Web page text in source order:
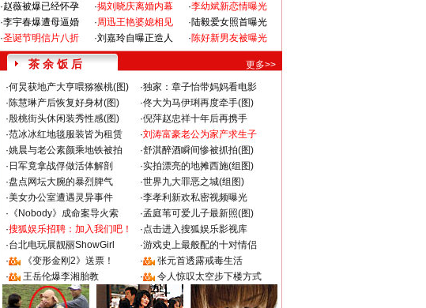
·赵薇被爆已经怀孕
·李宇春爆遭母逼婚
·圣诞节明信片八折
·揭刘晓庆离婚内幕
·周迅王艳婆媳相见
·刘嘉玲自曝正造人
·李幼斌新恋情曝光
·陆毅爱女照首曝光
·陈好新男友被曝光
茶 余 饭 后
更多>>
·何炅获地产大亨喂猕猴桃(图) ·独家：章子怡带妈妈看电影
·陈慧琳产后恢复好身材(图) ·佟大为马伊琍再度牵手(图)
·殷桃街头休闲装秀性感(图) ·倪萍赵忠祥十年后再携手
·范冰冰红地毯服装皆为租赁 ·刘涛富豪老公为家产求生子
·姚晨与老公素颜乘地铁被拍 ·舒淇醉酒瞬间惨被抓拍(图)
· 日军竟拿战俘做活体解剖 ·实拍漂亮的地摊西施(组图)
·盘点网坛大腕的暴烈脾气 ·世界九大罪恶之城(组图)
·美女办公室遭遇灵异事件 ·李孝利新欢私密视频曝光
· 《Nobody》成命案导火索 ·孟庭苇可爱儿子最新照(图)
·搜狐娱乐招聘：加入我们吧！ ·点击进入搜狐娱乐影视库
·台北电玩展靓丽ShowGirl ·游戏史上最般配的十对情侣
·
《变形金刚2》送票！ ·
张元首透露戒毒生活
·
王岳伦爆李湘胎教 · 令人惊叹太空步下楼方式